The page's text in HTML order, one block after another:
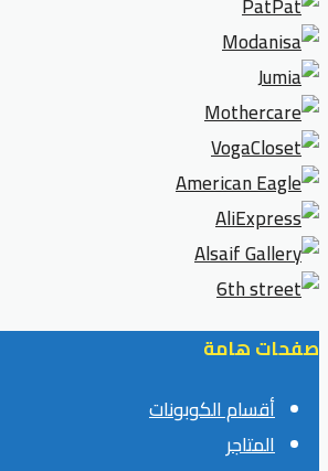
صفحات هامة
أقسام الكوبونات
المتاجر